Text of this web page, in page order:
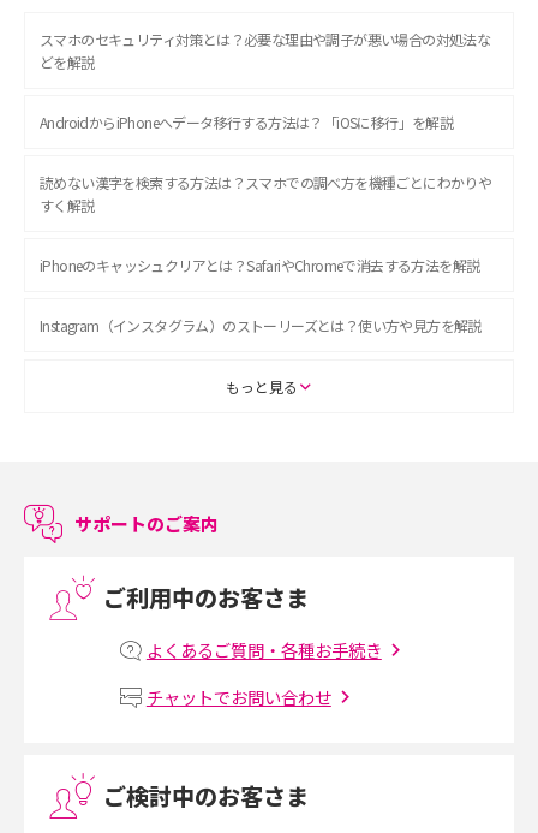
スマホのセキュリティ対策とは？必要な理由や調子が悪い場合の対処法な
どを解説
AndroidからiPhoneへデータ移行する方法は？「iOSに移行」を解説
読めない漢字を検索する方法は？スマホでの調べ方を機種ごとにわかりや
すく解説
iPhoneのキャッシュクリアとは？SafariやChromeで消去する方法を解説
Instagram（インスタグラム）のストーリーズとは？使い方や見方を解説
ASMRとは？初心者向けの代表ジャンルや楽しみ方を解説
LINEで友だちを削除する方法は？方法ごとの影響や復活・復元する方法も
プリペイドSIMとは？種類やメリット・デメリット、利用までの流れを解説
Threads（スレッズ）とは？主な機能や登録方法、投稿の仕方を解説
もっと見る
サポートのご案内
ご利用中のお客さま
よくあるご質問・各種お手続き
チャットでお問い合わせ
ご検討中のお客さま